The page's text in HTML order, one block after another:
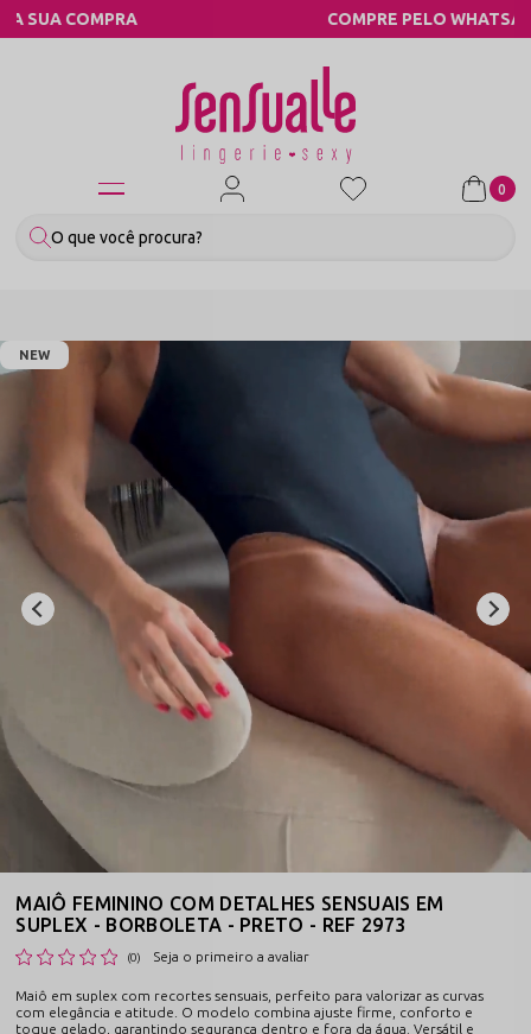
COMPRE PELO WHATSAPP
0
NEW
MAIÔ FEMININO COM DETALHES SENSUAIS EM
SUPLEX - BORBOLETA - PRETO - REF 2973
(0) Seja o primeiro a avaliar
Maiô em suplex com recortes sensuais, perfeito para valorizar as curvas
com elegância e atitude. O modelo combina ajuste firme, conforto e
toque gelado, garantindo segurança dentro e fora da água. Versátil e